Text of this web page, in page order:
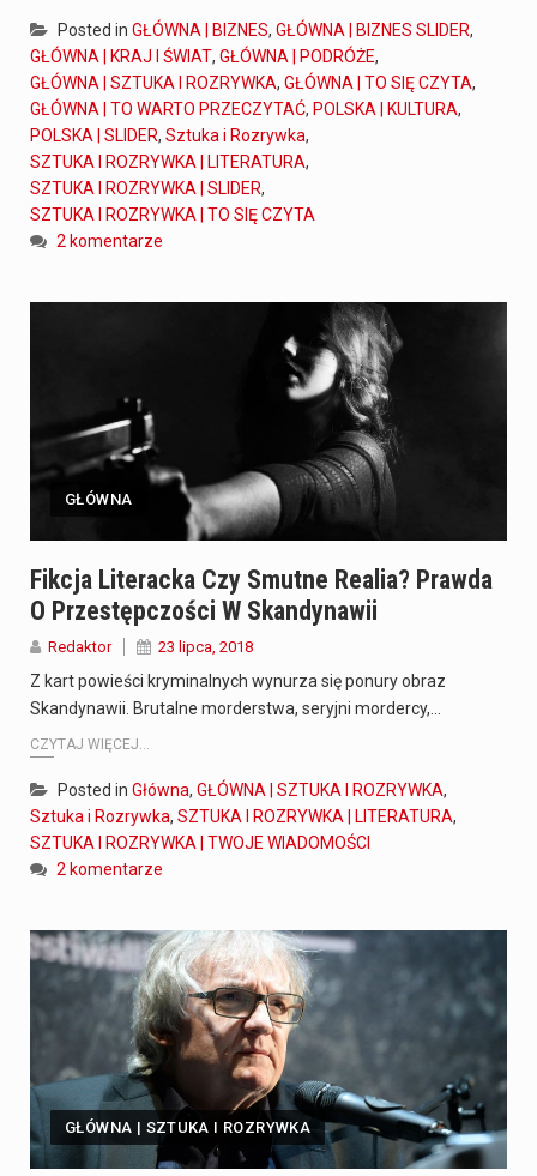
Posted in GŁÓWNA | BIZNES, GŁÓWNA | BIZNES SLIDER,
GŁÓWNA | KRAJ I ŚWIAT, GŁÓWNA | PODRÓŻE,
GŁÓWNA | SZTUKA I ROZRYWKA, GŁÓWNA | TO SIĘ CZYTA,
GŁÓWNA | TO WARTO PRZECZYTAĆ, POLSKA | KULTURA,
POLSKA | SLIDER, Sztuka i Rozrywka,
SZTUKA I ROZRYWKA | LITERATURA,
SZTUKA I ROZRYWKA | SLIDER,
SZTUKA I ROZRYWKA | TO SIĘ CZYTA
2 komentarze
GŁÓWNA
Fikcja Literacka Czy Smutne Realia? Prawda
O Przestępczości W Skandynawii
Redaktor 23 lipca, 2018
Z kart powieści kryminalnych wynurza się ponury obraz
Skandynawii. Brutalne morderstwa, seryjni mordercy,…
CZYTAJ WIĘCEJ...
Posted in Główna, GŁÓWNA | SZTUKA I ROZRYWKA,
Sztuka i Rozrywka, SZTUKA I ROZRYWKA | LITERATURA,
SZTUKA I ROZRYWKA | TWOJE WIADOMOŚCI
2 komentarze
GŁÓWNA | SZTUKA I ROZRYWKA